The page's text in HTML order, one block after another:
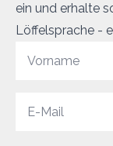
ein und erhalte
Löffelsprache -